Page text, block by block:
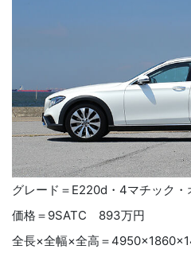
グレード＝ E220d ・ 4マチック・
価格＝ 9SATC 893万円
全長×全幅×全高＝